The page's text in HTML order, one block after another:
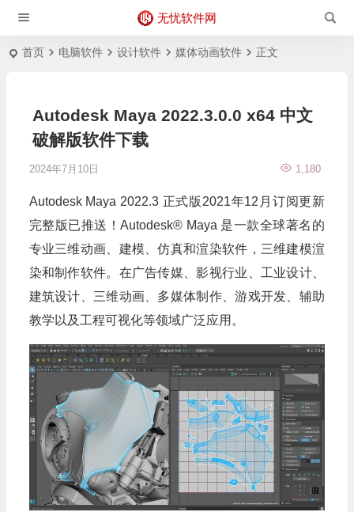
无忧软件网
首页 电脑软件 设计软件 媒体动画软件 正文
Autodesk Maya 2022.3.0.0 x64 中文
破解版软件下载
2024年7月10日 1,180
Autodesk Maya 2022.3 正式版2021年12月订阅更新
完整版已推送！Autodesk® Maya 是一款全球著名的
专业三维动画、建模、仿真和渲染软件，三维建模渲
染和制作软件。在广告传媒、影视行业、工业设计、
建筑设计、三维动画、多媒体制作、游戏开发、辅助
教学以及工程可视化等领域广泛应用。